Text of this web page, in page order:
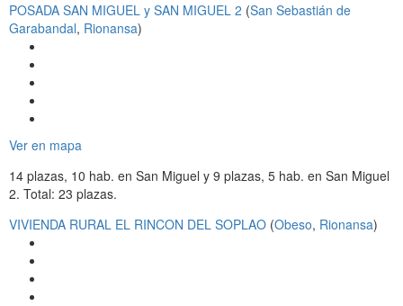
POSADA SAN MIGUEL y SAN MIGUEL 2 (San Sebastián de
Garabandal, Rionansa)
Ver en mapa
14 plazas, 10 hab. en San Miguel y 9 plazas, 5 hab. en San Miguel
2. Total: 23 plazas.
VIVIENDA RURAL EL RINCON DEL SOPLAO (Obeso, Rionansa)